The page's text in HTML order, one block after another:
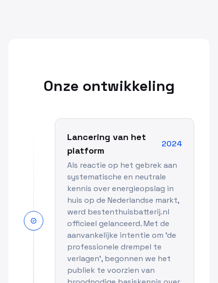
Onze ontwikkeling
verified
Lancering van het
platform
2024
Als reactie op het gebrek aan
systematische en neutrale
kennis over energieopslag in
huis op de Nederlandse markt,
werd bestenthuisbatterij.nl
officieel gelanceerd. Met de
aanvankelijke intentie om 'de
professionele drempel te
verlagen', begonnen we het
publiek te voorzien van